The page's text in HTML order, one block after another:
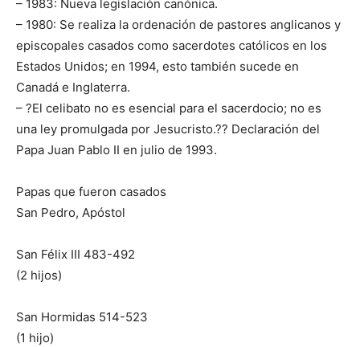
– 1983: Nueva legislación canónica.
– 1980: Se realiza la ordenación de pastores anglicanos y
episcopales casados como sacerdotes católicos en los
Estados Unidos; en 1994, esto también sucede en
Canadá e Inglaterra.
– ?El celibato no es esencial para el sacerdocio; no es
una ley promulgada por Jesucristo.?? Declaración del
Papa Juan Pablo II en julio de 1993.
Papas que fueron casados
San Pedro, Apóstol
San Félix III 483-492
(2 hijos)
San Hormidas 514-523
(1 hijo)